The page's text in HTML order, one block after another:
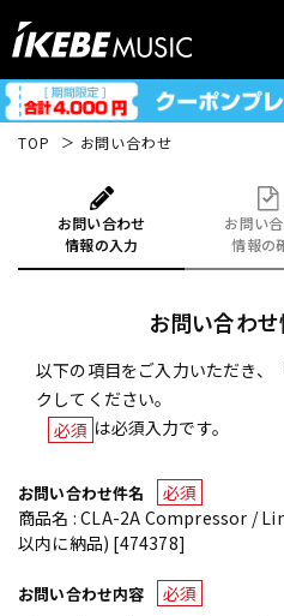
TOP お問い合わせ
お問い合わせ
情報の入力
お問い
情報の
お問い合わ
以下の項目をご入力いただき、
クしてください。
必須 は必須入力です。
お問い合わせ件名
必須
商品名 : CLA-2A Compressor /
以内に納品) [474378]
お問い合わせ内容 必須